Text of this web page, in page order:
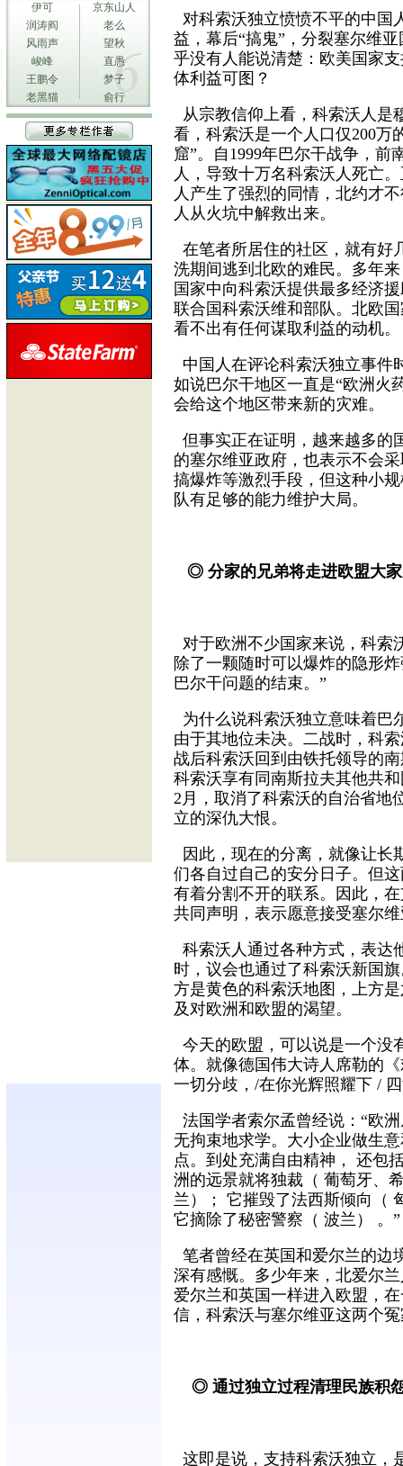
伊可
京东山人
润涛阎
老么
风雨声
望秋
峻峰
直愚
王鹏令
梦子
老黑猫
俞行
对科索沃独立愤愤不平的中国
益，幕后“搞鬼”，分裂塞尔维
乎没有人能说清楚：欧美国家
体利益可图？
从宗教信仰上看，科索沃人是
看，科索沃是一个人口仅200万
窟”。自1999年巴尔干战争，
人，导致十万名科索沃人死亡
人产生了强烈的同情，北约才
人从火坑中解救出来。
在笔者所居住的社区，就有好
洗期间逃到北欧的难民。多年
国家中向科索沃提供最多经济
联合国科索沃维和部队。北欧
看不出有任何谋取利益的动机。
中国人在评论科索沃独立事件
如说巴尔干地区一直是“欧洲火
会给这个地区带来新的灾难。
但事实正在证明，越来越多的
的塞尔维亚政府，也表示不会
搞爆炸等激烈手段，但这种小
队有足够的能力维护大局。
◎ 分家的兄弟将走进欧盟大
对于欧洲不少国家来说，科索
除了一颗随时可以爆炸的隐形
巴尔干问题的结束。”
为什么说科索沃独立意味着巴
由于其地位未决。二战时，科
战后科索沃回到由铁托领导的
科索沃享有同南斯拉夫其他共
2月，取消了科索沃的自治省地
立的深仇大恨。
因此，现在的分离，就像让长
们各自过自己的安分日子。但
有着分割不开的联系。因此，
共同声明，表示愿意接受塞尔
科索沃人通过各种方式，表达
时，议会也通过了科索沃新国
方是黄色的科索沃地图，上方
及对欧洲和欧盟的渴望。
今天的欧盟，可以说是一个没
体。就像德国伟大诗人席勒的
一切分歧，/在你光辉照耀下 /
法国学者索尔孟曾经说：“欧
无拘束地求学。大小企业做生
点。到处充满自由精神， 还包
洲的远景就将独裁（ 葡萄牙、
兰）； 它摧毁了法西斯倾向（
它摘除了秘密警察（ 波兰） 。”
笔者曾经在英国和爱尔兰的边
深有感慨。多少年来，北爱尔
爱尔兰和英国一样进入欧盟，
信，科索沃与塞尔维亚这两个
◎ 通过独立过程清理民族积
这即是说，支持科索沃独立，